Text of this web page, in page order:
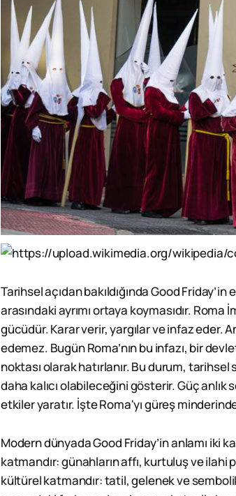
Tarihsel açıdan bakıldığında Good
arasındaki ayrımı ortaya koymasıdır.
gücüdür. Karar verir, yargılar ve infaz eder.
edemez. Bugün Roma’nın bu infazı, bir
noktası olarak hatırlanır. Bu durum,
daha kalıcı olabileceğini gösterir. Güç
etkiler yaratır. İşte Roma'yı güreş
Modern dünyada Good Friday’in anlamı iki
katmandır: günahların affı, kurtuluş ve ilahi
kültürel katmandır: tatil, gelenek ve